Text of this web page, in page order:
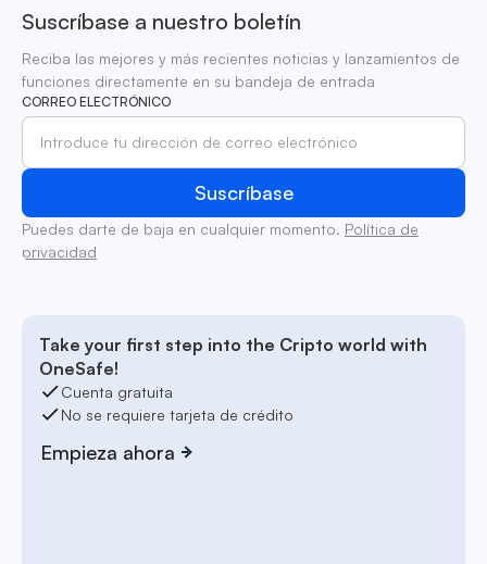
Suscríbase a nuestro boletín
Reciba las mejores y más recientes noticias y lanzamientos de
funciones directamente en su bandeja de entrada
CORREO ELECTRÓNICO
Puedes darte de baja en cualquier momento. Política de
privacidad
Take your first step into the Cripto world with
OneSafe!
Cuenta gratuita
No se requiere tarjeta de crédito
Empieza ahora